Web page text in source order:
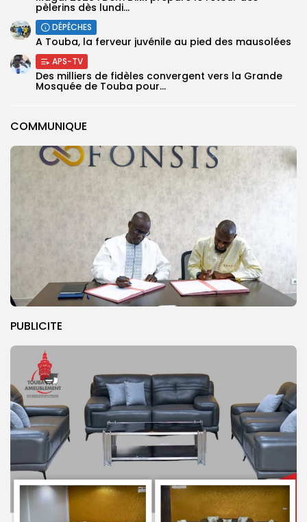
COMMUNIQUE
PUBLICITE
pèlerins dès lundi...
DÉPÊCHES
A Touba, la ferveur juvénile au pied des mausolées
APS-TV
Des milliers de fidèles convergent vers la Grande
Mosquée de Touba pour...